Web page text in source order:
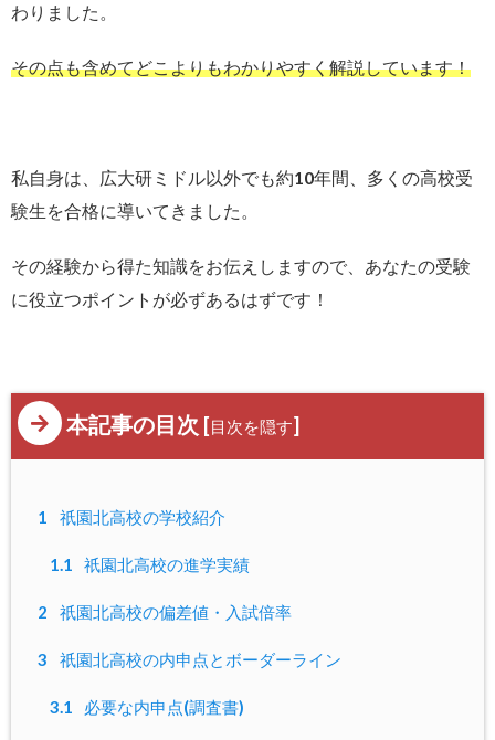
わりました。
その点も含めてどこよりもわかりやすく解説しています！
私自身は、広大研ミドル以外でも約10年間、多くの高校受
験生を合格に導いてきました。
その経験から得た知識をお伝えしますので、あなたの受験
に役立つポイントが必ずあるはずです！
本記事の目次 [目次を隠す]
1 祇園北高校の学校紹介
1.1 祇園北高校の進学実績
2 祇園北高校の偏差値・入試倍率
3 祇園北高校の内申点とボーダーライン
3.1 必要な内申点(調査書)